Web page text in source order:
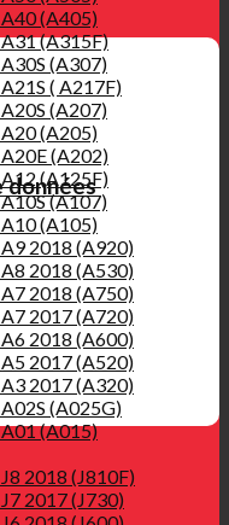
(A405)
(A315F)
(A307)
( A217F)
(A207)
(A205)
(A202)
(A125F)
(A107)
(A105)
2018 (A920)
2018 (A530)
2018 (A750)
2017 (A720)
2018 (A600)
2017 (A520)
2017 (A320)
(A025G)
(A015)
2018 (J810F)
2017 (J730)
données